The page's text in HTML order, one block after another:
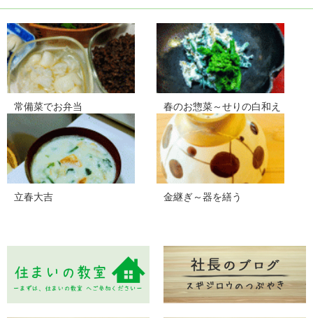
常備菜でお弁当 春のお惣菜～せりの白和え
立春大吉 金継ぎ～器を繕う